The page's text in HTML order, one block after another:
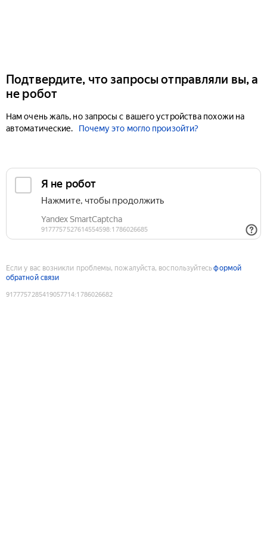
Подтвердите, что запросы отправляли вы, а
не робот
Нам очень жаль, но запросы с вашего устройства похожи на
автоматические.
Почему это могло произойти?
Если у вас возникли проблемы, пожалуйста, воспользуйтесьформой
обратной связи
9177757285419057714:1786026682